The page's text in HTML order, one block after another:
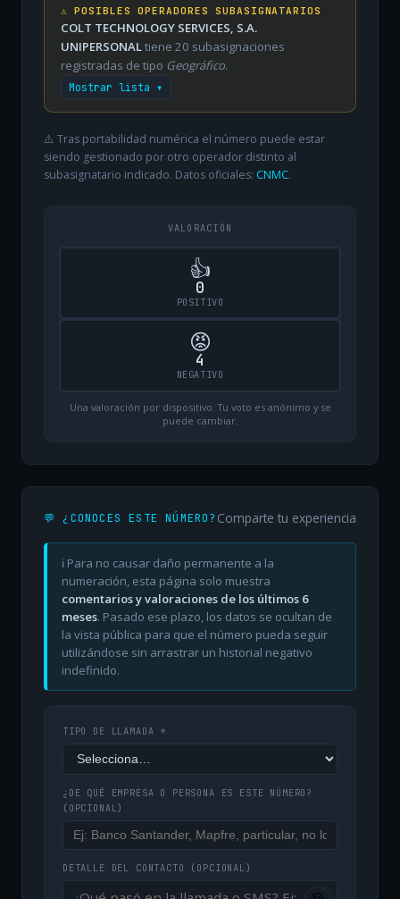
⚠️ POSIBLES OPERADORES SUBASIGNATARIOS
COLT TECHNOLOGY SERVICES, S.A.
UNIPERSONALtiene 20 subasignaciones
registradas de tipo Geográfico.
Mostrar lista ▾
⚠️ Tras portabilidad numérica el número puede estar
siendo gestionado por otro operador distinto al
subasignatario indicado. Datos oficiales: CNMC.
VALORACIÓN
👍
0
POSITIVO
😡
4
NEGATIVO
Una valoración por dispositivo. Tu voto es anónimo y se
puede cambiar.
💬 ¿CONOCES ESTE NÚMERO? Comparte tu experiencia
ℹ️ Para no causar daño permanente a la
numeración, esta página solo muestra
comentarios y valoraciones de los últimos 6
meses. Pasado ese plazo, los datos se ocultan de
la vista pública para que el número pueda seguir
utilizándose sin arrastrar un historial negativo
indefinido.
TIPO DE LLAMADA *
¿DE QUÉ EMPRESA O PERSONA ES ESTE NÚMERO?
(OPCIONAL)
DETALLE DEL CONTACTO (OPCIONAL)